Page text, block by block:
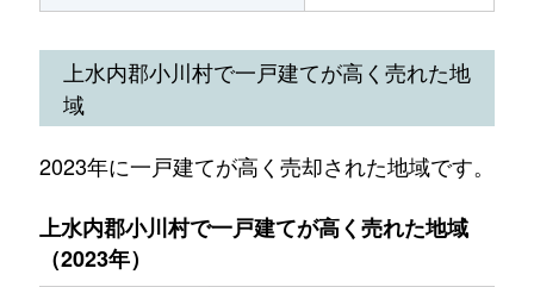
上水内郡小川村で一戸建てが高く売れた地
域
2023年に一戸建てが高く売却された地域です。
上水内郡小川村で一戸建てが高く売れた地域
（2023年）